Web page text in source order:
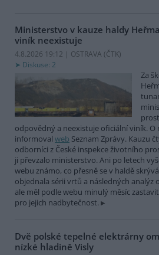
Ministerstvo v kauze haldy
viník neexistuje
4.8.2026 19:12 | OSTRAVA (ČTK)
Diskuse: 2
Za
odpovědný a neexistuje oficiální viník.
informoval web Seznam Zprávy. Kauzu
odborníci z České inspekce životního
ji převzalo ministerstvo. Ani po letech
webu známo, co přesně se v haldě
objednala sérii vrtů a následných analýz
ale měl podle webu minulý měsíc
pro jejich nadbytečnost.
Dvě polské tepelné elektrárny
nízké hladině Visly